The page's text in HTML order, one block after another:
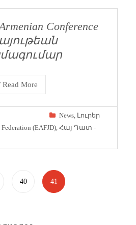
Conference
More
News, Լուրեր
(EAFJD),Հայ Դատ -
40 41